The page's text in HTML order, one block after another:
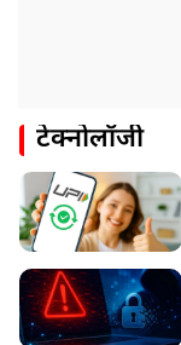
टेक्नोलॉजी